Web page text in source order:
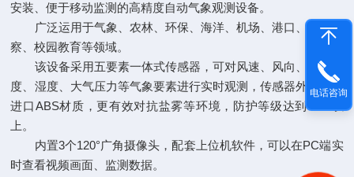
安装、便于移动监测的高精度自动气象观测设备。
广泛运用于气象、农林、环保、海洋、机场、港口、科学考
察、校园教育等领域。
该设备采用五要素一体式传感器，可对风速、风向、空气温
度、湿度、大气压力等气象要素进行实时观测，传感器外壳采用
进口ABS材质，更有效对抗盐雾等环境，防护等级达到IP65以
上。
内置3个120°广角摄像头，配套上位机软件，可以在PC端实
时查看视频画面、监测数据。
电话咨询